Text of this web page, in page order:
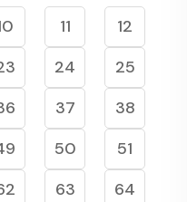
11
12
24
25
37
38
50
51
63
64